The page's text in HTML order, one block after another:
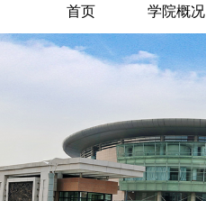
首页 学院概况